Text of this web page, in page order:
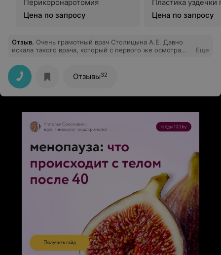
Перикоронаротомия
Цена по запросу
Пластика уздечки
Цена по запросу
Отзыв. Очень грамотный врач Столицына А.Е. Давно
искала такого врача, который с первого же осмотра
только к ней.
Еще
Отзывы32